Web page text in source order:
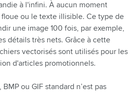
à l'infini. À aucun moment
floue ou le texte illisible. Ce type de
une image 100 fois, par exemple,
détails très nets. Grâce à cette
vectorisés sont utilisés pour les
d'articles promotionnels.
BMP ou GIF standard n’est pas